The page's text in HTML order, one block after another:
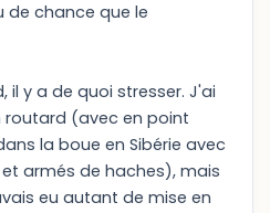
de chance que le
il y a de quoi stresser. J'ai
(avec en point
la boue en Sibérie avec
armés de haches), mais
eu autant de mise en